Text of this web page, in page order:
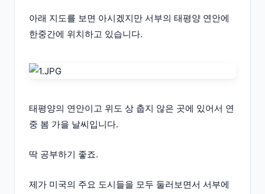
아래 지도를 보면 아시겠지만 서부의 태평양 연안에
한중간에 위치하고 있습니다.
태평양의 연안이고 위도 상 춥지 않은 곳에 있어서 연
중 봄 가을 날씨입니다.
딱 공부하기 좋죠.
제가 미국의 주요 도시들을 모두 둘러보면서 서부에